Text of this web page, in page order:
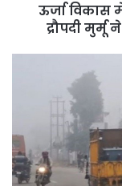
ऊर्जा विकास
द्रौपदी मुर्मू
घने
कोहरे
का